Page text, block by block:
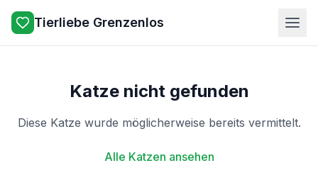
Tierliebe Grenzenlos
Katze nicht gefunden
Diese Katze wurde möglicherweise bereits vermittelt.
Alle Katzen ansehen